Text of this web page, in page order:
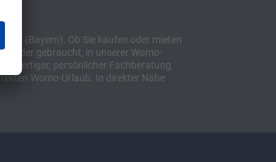
(Bayern). Ob Sie kaufen oder mieten
oder gebraucht, in unserer Womo-
persönlicher Fachberatung.
Womo-Urlaub. In direkter Nähe